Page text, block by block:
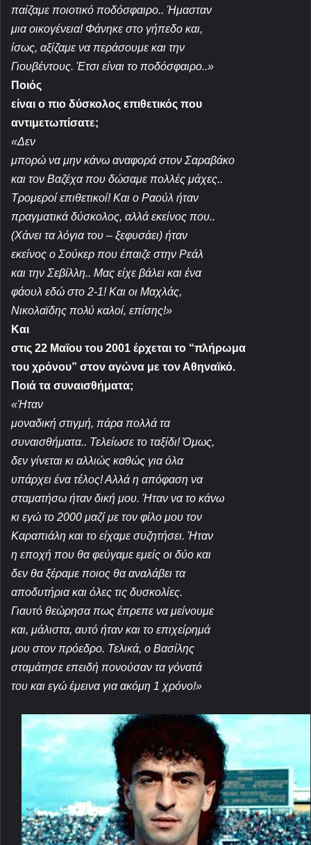
παίζαμε ποιοτικό ποδόσφαιρο.. Ήμασταν
μια οικογένεια! Φάνηκε στο γήπεδο και,
ίσως, αξίζαμε να περάσουμε και την
Γιουβέντους. Έτσι είναι το ποδόσφαιρο..»
Ποιός
είναι ο πιο δύσκολος επιθετικός που
αντιμετωπίσατε;
«Δεν
μπορώ να μην κάνω αναφορά στον Σαραβάκο
και τον Βαζέχα που δώσαμε πολλές μάχες..
Τρομεροί επιθετικοί! Και ο Ραούλ ήταν
πραγματικά δύσκολος, αλλά εκείνος που..
(Χάνει τα λόγια του – ξεφυσάει) ήταν
εκείνος ο Σούκερ που έπαιζε στην Ρεάλ
και την Σεβίλλη.. Μας είχε βάλει και ένα
φάουλ εδώ στο 2-1! Και οι Μαχλάς,
Νικολαϊδης πολύ καλοί, επίσης!»
Και
στις 22 Μαϊου του 2001 έρχεται το “πλήρωμα
του χρόνου” στον αγώνα με τον Αθηναϊκό.
Ποιά τα συναισθήματα;
«Ήταν
μοναδική στιγμή, πάρα πολλά τα
συναισθήματα.. Τελείωσε το ταξίδι! Όμως,
δεν γίνεται κι αλλιώς καθώς για όλα
υπάρχει ένα τέλος! Αλλά η απόφαση να
σταματήσω ήταν δική μου. Ήταν να το κάνω
κι εγώ το 2000 μαζί με τον φίλο μου τον
Καραπιάλη και το είχαμε συζητήσει. Ήταν
η εποχή που θα φεύγαμε εμείς οι δύο και
δεν θα ξέραμε ποιος θα αναλάβει τα
αποδυτήρια και όλες τις δυσκολίες.
Γιαυτό θεώρησα πως έπρεπε να μείνουμε
και, μάλιστα, αυτό ήταν και το επιχείρημά
μου στον πρόεδρο. Τελικά, ο Βασίλης
σταμάτησε επειδή πονούσαν τα γόνατά
του και εγώ έμεινα για ακόμη 1 χρόνο!»